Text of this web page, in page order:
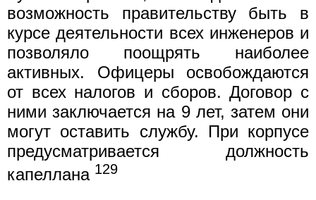
возможность правительству быть в
курсе деятельности всех инженеров и
позволяло поощрять наиболее
активных. Офицеры освобождаются
от всех налогов и сборов. Договор с
ними заключается на 9 лет, затем они
могут оставить службу. При корпусе
предусматривается должность
капеллана 129